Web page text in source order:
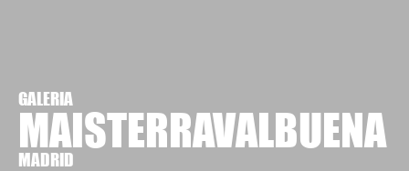
GALERIA
MAISTERRAVALBUENA
MADRID